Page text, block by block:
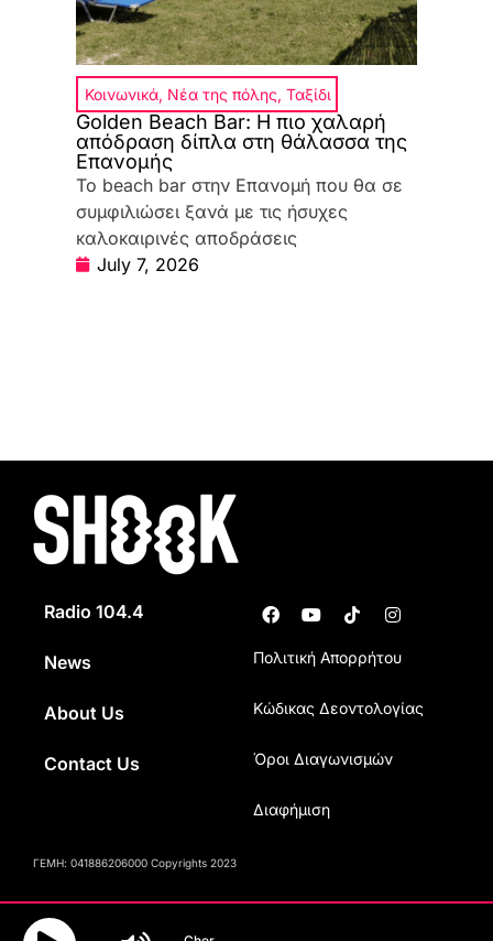
Κοινωνικά, Νέα της πόλης, Ταξίδι
Golden Beach Bar: Η πιο χαλαρή
απόδραση δίπλα στη θάλασσα της
Επανομής
Το beach bar στην Επανομή που θα σε
συμφιλιώσει ξανά με τις ήσυχες
καλοκαιρινές αποδράσεις
July 7, 2026
Radio 104.4
News
About Us
Contact Us
Πολιτική Απορρήτου
Κώδικας Δεοντολογίας
Όροι Διαγωνισμών
Διαφήμιση
ΓΕΜΗ: 041886206000 Copyrights 2023